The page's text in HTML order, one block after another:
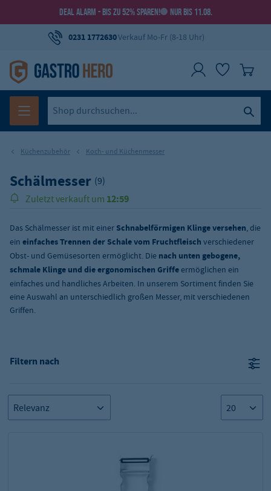
DEAL ALARM - BIS ZU 52% SPAREN! NUR BIS 11.08.
0231 1772630Verkauf Mo-Fr (8-18 Uhr)
Küchenzubehör Koch- und Küchenmesser
Schälmesser (9)
Zuletzt verkauft um 12:59
Das Schälmesser ist mit einer Schnabelförmigen Klinge versehen, die
ein einfaches Trennen der Schale vom Fruchtfleisch verschiedener
Obst- und Gemüsesorten ermöglicht. Die nach unten gebogene,
schmale Klinge und die ergonomischen Griffeermöglichen ein
einfaches und handliches Arbeiten. In unserem Sortiment finden Sie
eine Auswahl an unterschiedlich großen Messer, mit verschiedenen
Griffen.
Filtern nach